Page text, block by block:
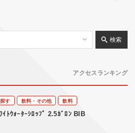
検索
アクセスランキング
す 飲料・その他
飲料
ｲﾄｳｫｰﾀｰｼﾛｯﾌﾟ 2.5ｶﾞﾛﾝ BIB